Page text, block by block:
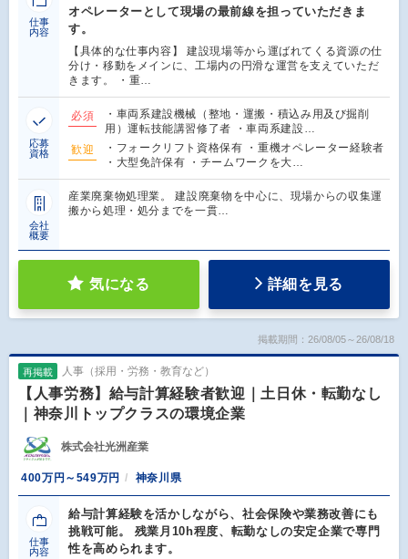
仕事
内容
オペレーターとして現場の最前線を担っていただきま
す。
【具体的な仕事内容】 建設現場等から運ばれてくる資源の仕
分け・移動をメインに、工場内の円滑な運営を支えていただ
きます。 ・重…
応募
資格
必須
・車両系建設機械（整地・運搬・積込み用及び掘削
用）運転技能講習修了者 ・車両系建設…
歓迎
・フォークリフト資格保有 ・重機オペレーター経験者
・大型免許保有 ・チームワークを大…
会社
概要
産業廃棄物処理業。 建設廃棄物を中心に、現場からの収集運
搬から処理・処分までを一貫…
気になる 詳細を見る
掲載期間：26/08/05～26/08/18
再掲載 人事（採用・労務・教育など）
【人事労務】給与計算経験者歓迎｜土日休・転勤なし
｜神奈川トップクラスの環境企業
株式会社光洲産業
400万円～549万円 神奈川県
仕事
内容
給与計算経験を活かしながら、社会保険や業務改善にも
挑戦可能。 残業月10h程度、転勤なしの安定企業で専門
性を高められます。